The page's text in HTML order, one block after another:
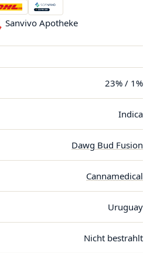
Sanvivo Apotheke
23% / 1%
Indica
Dawg Bud Fusion
Cannamedical
Uruguay
Nicht bestrahlt